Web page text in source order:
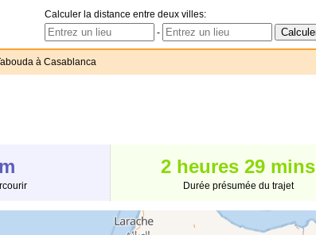
Calculer la distance entre deux villes:
-
à Casablanca
2 heures 29 mins
Durée présumée du trajet